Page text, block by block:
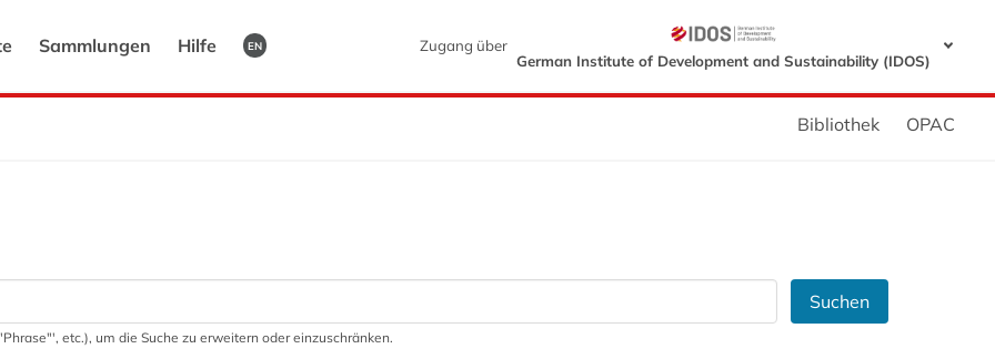
Sammlungen Hilfe EN
Zugang über
German Institute of Development and Sustainability (IDOS)
Bibliothek OPAC
Suchen
etc.), um die Suche zu erweitern oder einzuschränken.